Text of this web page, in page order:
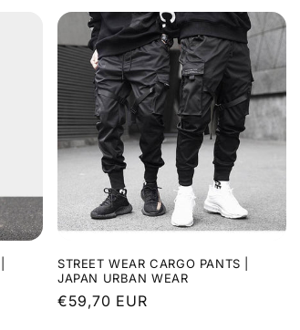
STREET WEAR CARGO PANTS |
JAPAN URBAN WEAR
Regular
€59,70 EUR